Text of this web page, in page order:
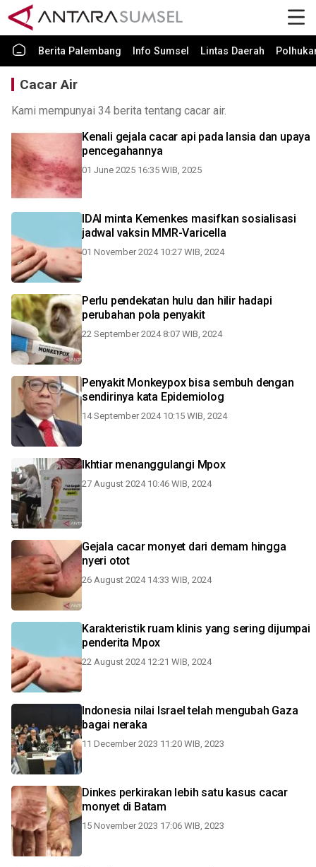
Berita Palembang Info Sumsel Lintas Daerah
Cacar Air
Kami mempunyai 34 berita tentang cacar air.
Kenali gejala cacar api pada lansia dan upaya
pencegahannya
01 June 2025 16:35 WIB, 2025
IDAI minta Kemenkes masifkan sosialisasi
jadwal vaksin MMR-Varicella
01 November 2024 10:27 WIB, 2024
Perlu pendekatan hulu dan hilir hadapi
perubahan pola penyakit
22 September 2024 8:07 WIB, 2024
Penyakit Monkeypox bisa sembuh dengan
sendirinya kata Epidemiolog
14 September 2024 10:15 WIB, 2024
Ikhtiar menanggulangi Mpox
27 August 2024 10:46 WIB, 2024
Gejala cacar monyet dari demam hingga
nyeri otot
26 August 2024 14:33 WIB, 2024
Karakteristik ruam klinis yang sering dijumpai
penderita Mpox
22 August 2024 12:21 WIB, 2024
Indonesia nilai Israel telah mengubah Gaza
bagai neraka
11 December 2023 11:20 WIB, 2023
Dinkes perkirakan lebih satu kasus cacar
monyet di Batam
15 November 2023 17:06 WIB, 2023